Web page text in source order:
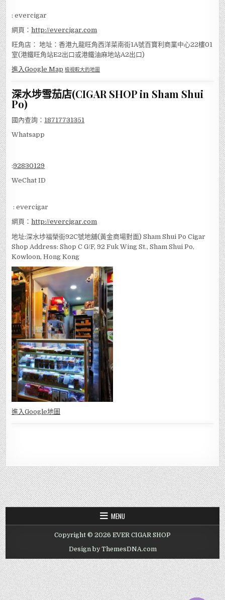
WeChat ID
: evercigar
網頁：http://evercigar.com
旺角店： 地址：香港九龍旺角西洋菜南街1A號百寶利商業中心22樓01
室(港鐵旺角站E2出口或港鐵油麻地站A2出口)
進入Google Map 檢視較大的地圖
國內查詢：18717731351
:92830129
WeChat ID
: evercigar
網頁： http://evercigar.com
地址:深水埗福榮街92C號地舖(黃金商場對面) Sham Shui Po Cigar
Shop Address: Shop C G/F, 92 Fuk Wing St., Sham Shui Po,
Kowloon, Hong Kong